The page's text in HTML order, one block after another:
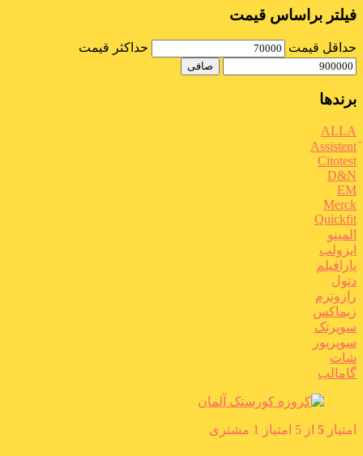
فیلتر براساس قیمت
حداقل قیمت حداكثر قيمت
صافی
برندها
ALLA
Citotest
D&N
EM
Merck
Quickfit
المینو
ایزولب
پارافیلم
دتول
رازوترم
زیماکس
سوپرتک
سوپریور
شات
گامالب
امتیاز 5 از 5 امتیاز 1 مشتری